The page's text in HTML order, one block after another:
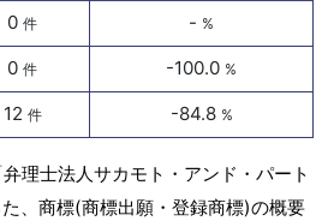
0 件 - %
0 件 -100.0 %
12 件 -84.8 %
理士法人サカモト・アンド・パート
、商標(商標出願・登録商標)の概要